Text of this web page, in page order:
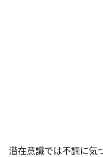
潜在意識では不調に気